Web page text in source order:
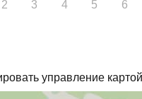
2
3 4 5 6
управление